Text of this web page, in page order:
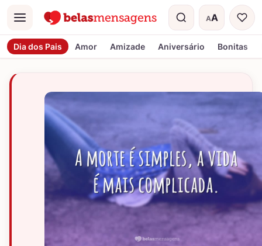
Menu AA
Tamanho do
Dia dos Pais Amor Amizade Aniversário Bonitas